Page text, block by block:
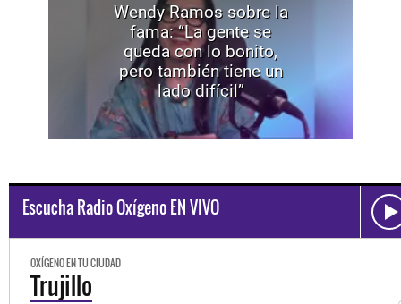
Wendy Ramos sobre la
fama: “La gente se
queda con lo bonito,
pero también tiene un
lado difícil”
Escucha Radio Oxígeno EN VIVO
OXÍGENO EN TU CIUDAD
Trujillo